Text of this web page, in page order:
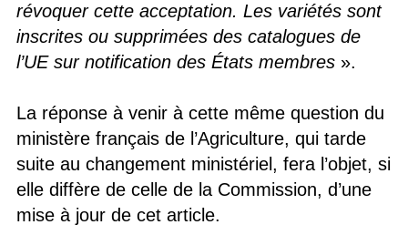
révoquer cette acceptation. Les variétés sont
inscrites ou supprimées des catalogues de
l’UE sur notification des États membres».
La réponse à venir à cette même question du
ministère français de l’Agriculture, qui tarde
suite au changement ministériel, fera l’objet, si
elle diffère de celle de la Commission, d’une
mise à jour de cet article.